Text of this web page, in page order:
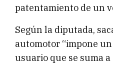
patentamiento de un
Según la diputada,
automotor “impone
usuario que se suma